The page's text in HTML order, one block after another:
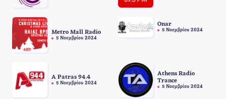
Metro Mall Radio
5 Νοεμβρίου 2024
Onar
5 Νοεμβρίου 2024
A Patras 94.4
5 Νοεμβρίου 2024
Athens Radio
Trance
5 Νοεμβρίου 2024